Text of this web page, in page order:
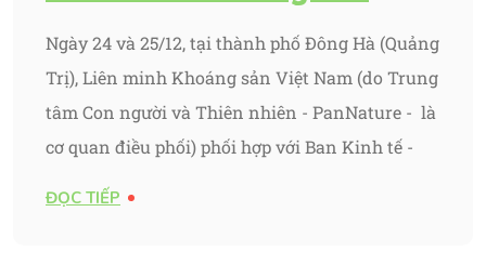
Ngày 24 và 25/12, tại thành phố Đông Hà (Quảng
Trị), Liên minh Khoáng sản Việt Nam (do Trung
tâm Con người và Thiên nhiên - PanNature - là
cơ quan điều phối) phối hợp với Ban Kinh tế -
ĐỌC TIẾP